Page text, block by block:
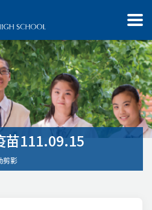
苗111.09.15
剪影